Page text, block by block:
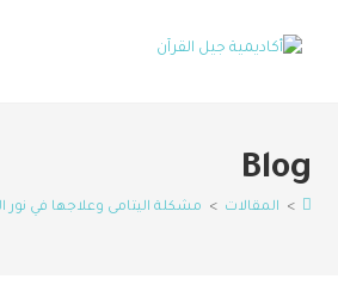
Blog
> المقالات > مشكلة اليتامى وعلاجها في نور